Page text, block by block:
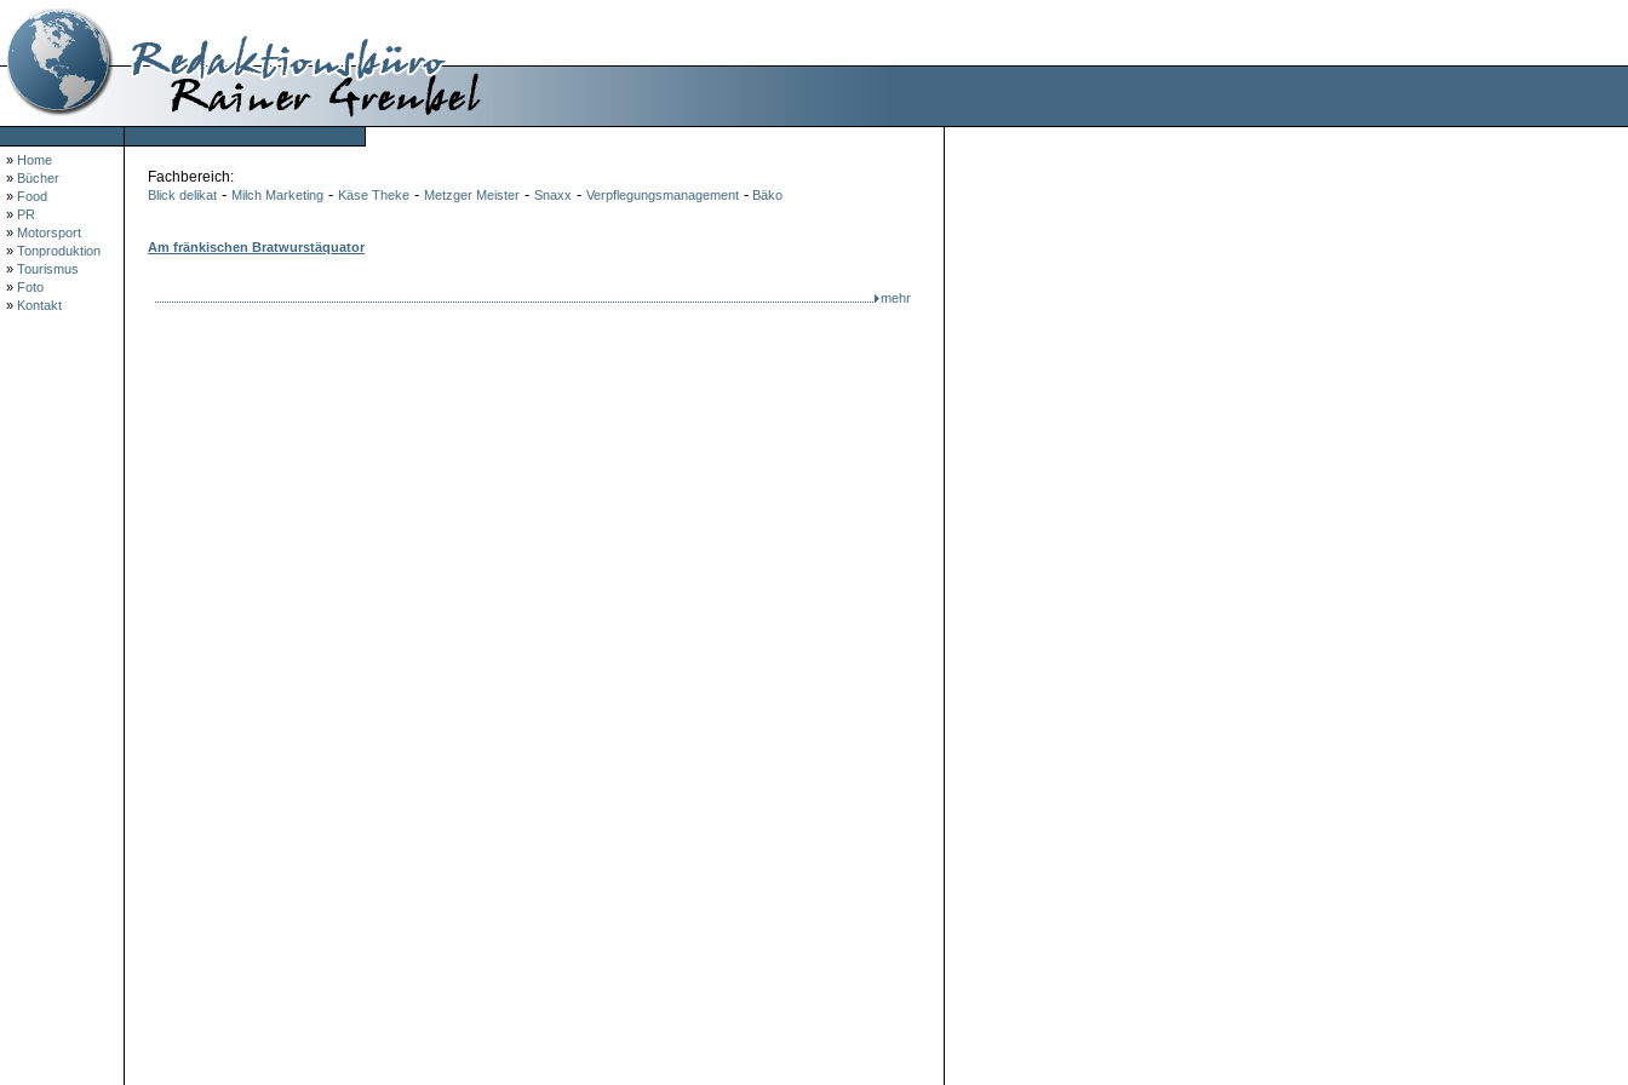
» Home
» Bücher
» Food
» PR
» Motorsport
» Tonproduktion
» Tourismus
» Foto
» Kontakt
Fachbereich:
Blick delikat - Milch Marketing - Käse Theke - Metzger Meister - Snaxx - Verpflegungsmanagement - Bäko
Am fränkischen Bratwurstäquator
mehr